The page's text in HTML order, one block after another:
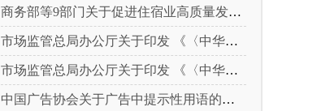
商务部等9部门关于促进住宿业高质量发展的指导意见
市场监管总局办公厅关于印发 《〈中华人民共和国广告法〉适用问题 执法指南（二）》的通知
市场监管总局办公厅关于印发 《〈中华人民共和国广告法〉适用问题 执法指南（一）》的通知
中国广告协会关于广告中提示性用语的合规风险提示